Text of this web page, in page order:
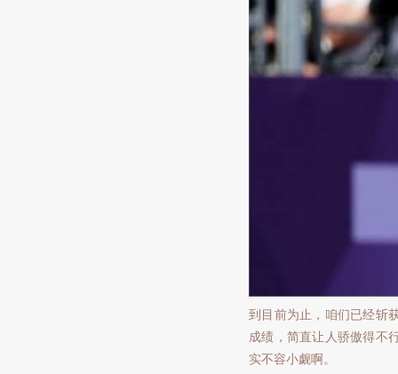
到目前为止，咱们已经斩
成绩，简直让人骄傲得不
实不容小觑啊。